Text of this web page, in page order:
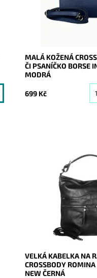
Dostupnost:
Skladem
21045
Borse
MALÁ KOŽENÁ
ČI PSANÍČKO BORSE
MODRÁ
699 Kč
Jedna z
posledních let - velká
rameno, kterou lze
popruhu nosit i jak
Dostupnost:
20911
2 roky
VELKÁ KABELKA NA
CROSSBODY ROMINA
NEW ČERNÁ